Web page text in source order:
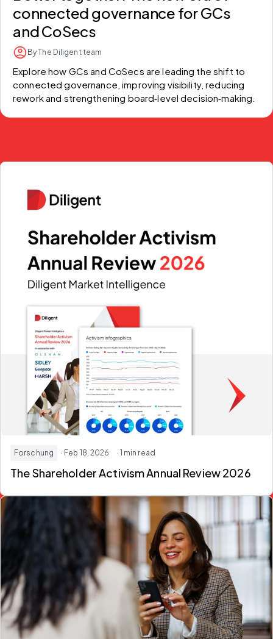
connected governance for GCs
and CoSecs
By The Diligent team
Explore how GCs and CoSecs are leading the shift to
connected governance, improving visibility, reducing
rework and strengthening board‑level decision‑making.
Forschung · Feb 18, 2026 · 1 min read
The Shareholder Activism Annual Review 2026